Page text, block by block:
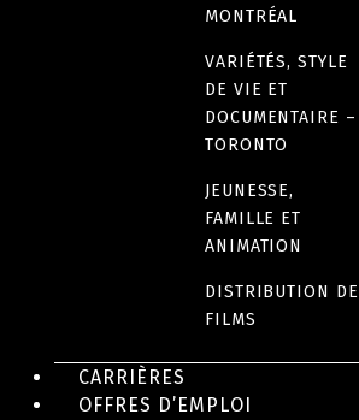
MONTRÉAL
VARIÉTÉS, STYLE
DE VIE ET
DOCUMENTAIRE –
TORONTO
JEUNESSE,
FAMILLE ET
ANIMATION
DISTRIBUTION DE
FILMS
CARRIÈRES
OFFRES D’EMPLOI
EN IMAGES